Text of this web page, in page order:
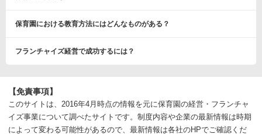
保育園における教育方法にはどんなものがある？
フランチャイズ経営で成功するには？
【免責事項】
このサイトは、2016年4月時点の情報を元に保育園の経営・フランチャ
イズ事業について調べたサイトです。制度内容や企業の最新情報は時期
によって変わる可能性があるので、最新情報は各社のHPでご確認くだ